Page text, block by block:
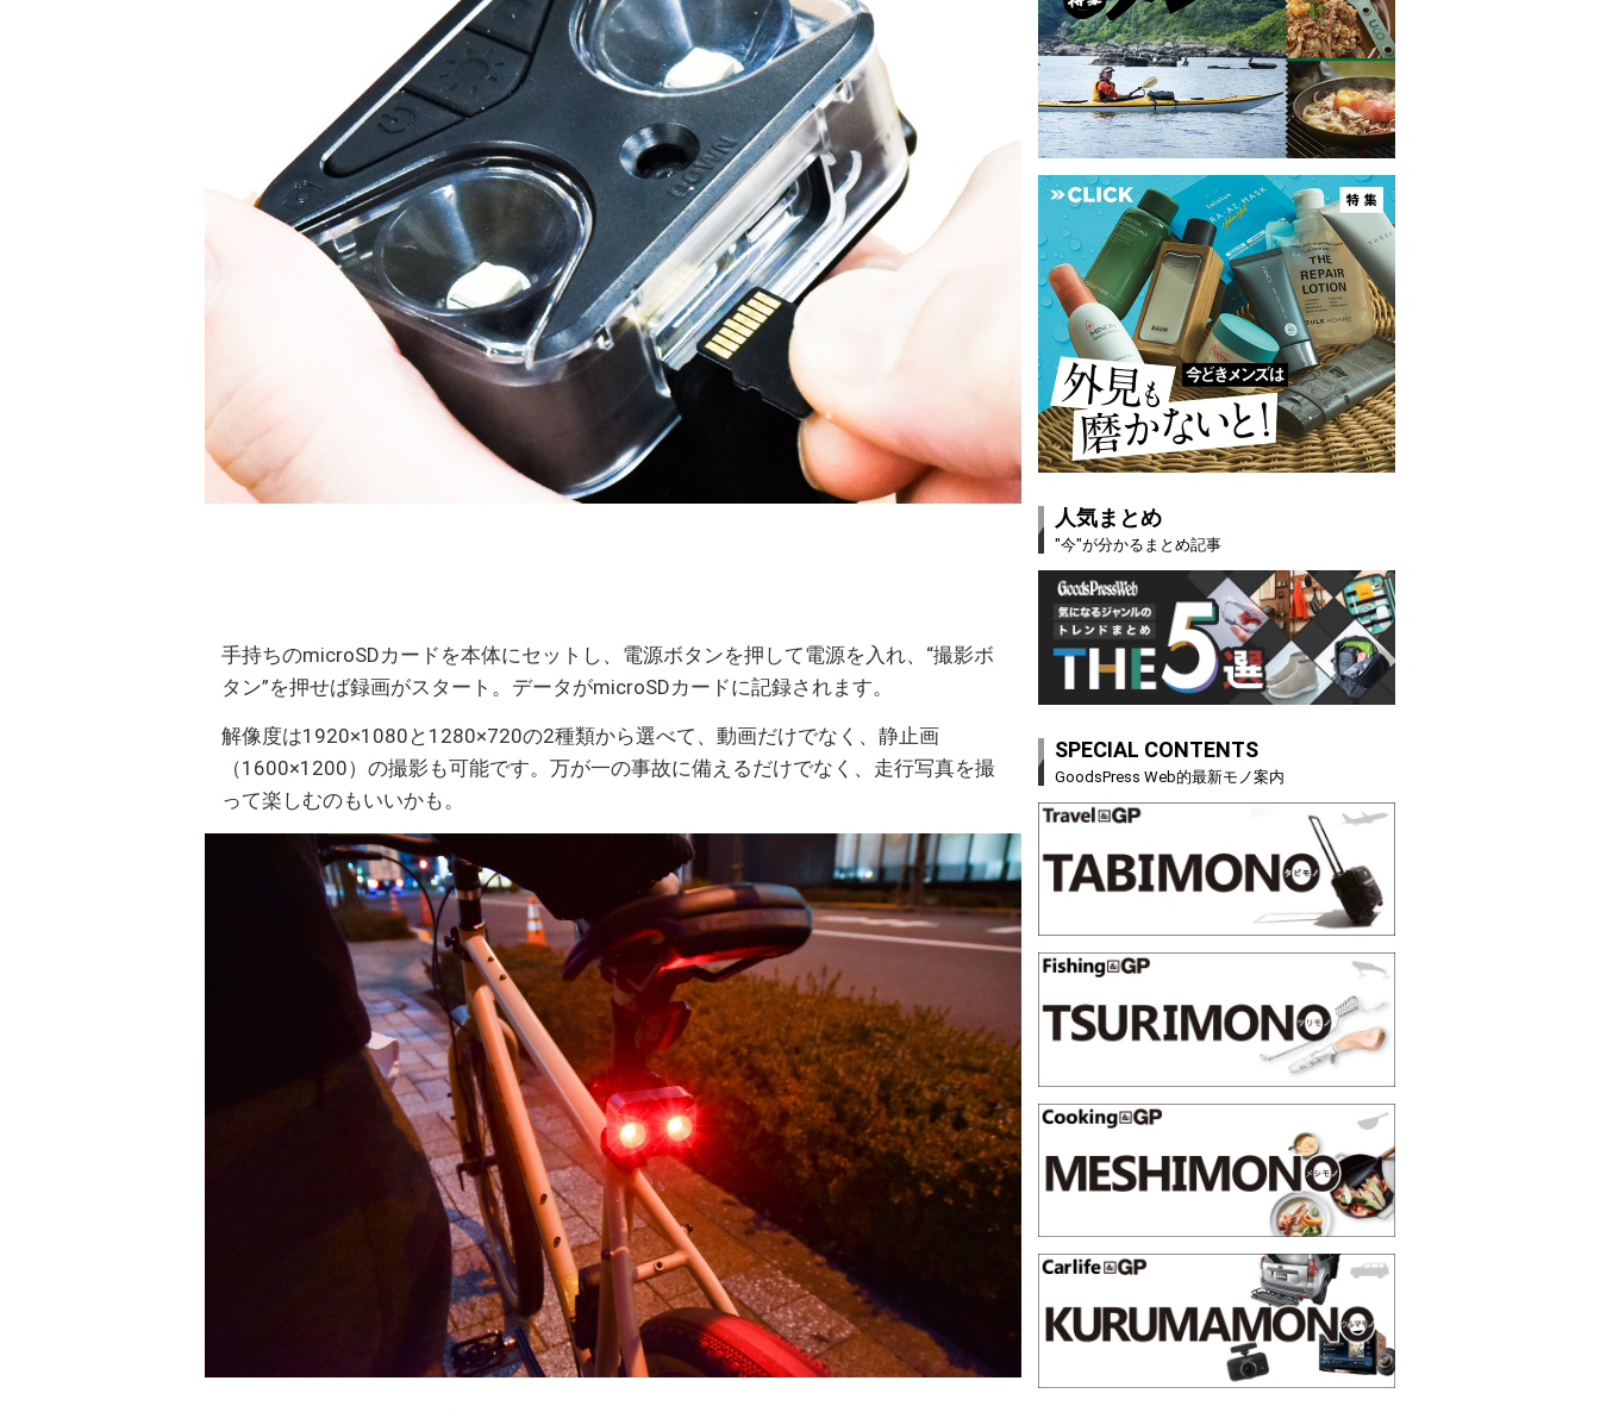
手持ちのmicroSDカードを本体にセットし、電源ボタンを押して電源を入れ、“撮影ボ
タン”を押せば録画がスタート。データがmicroSDカードに記録されます。
解像度は1920×1080と1280×720の2種類から選べて、動画だけでなく、静止画
（1600×1200）の撮影も可能です。万が一の事故に備えるだけでなく、走行写真を撮
って楽しむのもいいかも。
人気まとめ
"今"が分かるまとめ記事
SPECIAL CONTENTS
GoodsPress Web的最新モノ案内